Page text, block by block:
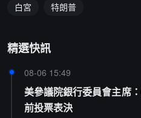
白宮 特朗普
精選快訊
08-06 15:49
美參議院銀行委員會主席
前投票表決